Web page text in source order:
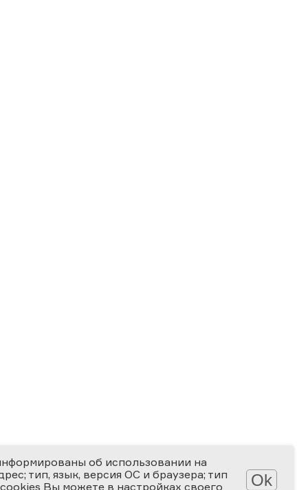
об использовании на
тип, язык, версия ОС и браузера; тип
Вы можете в настройках своего
Ok